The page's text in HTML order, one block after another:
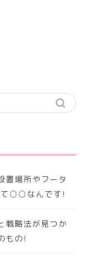
置場所やフータ
て○○なんです!
戦略法が見つか
もの!